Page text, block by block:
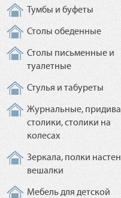
Тумбы и буфеты
Столы обеденные
Столы письменные и
туалетные
Стулья и табуреты
Журнальные,
столики, столики на
колесах
Зеркала, полки
вешалки
Мебель для детской